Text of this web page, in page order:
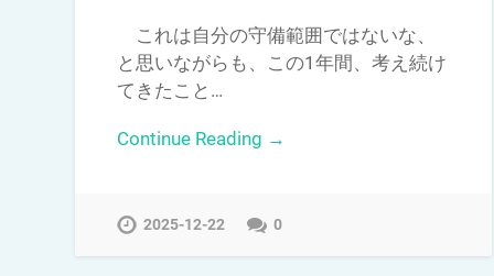
これは自分の守備範囲ではないな、
と思いながらも、この1年間、考え続け
てきたこと…
Continue Reading →
2025-12-22 0